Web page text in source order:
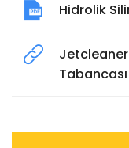
Hidrolik
Tabancası